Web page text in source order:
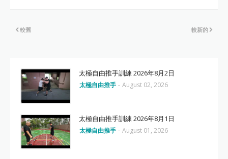
較新的
較舊
太極自由推手訓練 2026年8月2日
太極自由推手 - August 02, 2026
太極自由推手訓練 2026年8月1日
太極自由推手 - August 01, 2026